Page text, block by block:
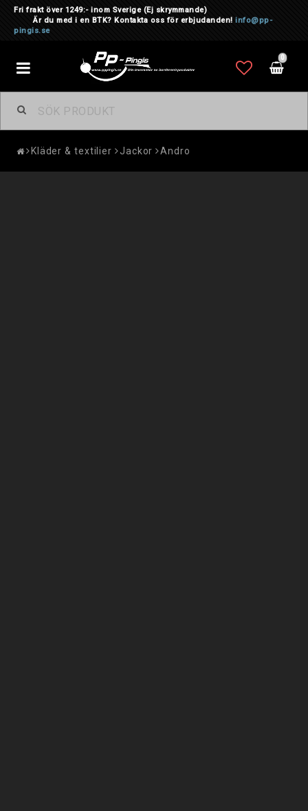
Fri frakt över 1249:- inom Sverige (Ej skrymmande)
Är du med i en BTK? Kontakta oss för erbjudanden! info@pp-
pingis.se
0
Toggle
navigation
Kläder & textilier Jackor Andro